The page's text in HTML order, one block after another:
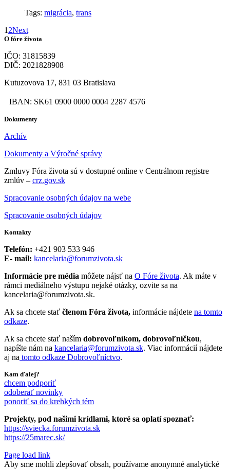
Tags: migrácia, trans
1 2Next
O fóre života
IČO: 31815839
DIČ: 2021828908
Kutuzovova 17, 831 03 Bratislava
IBAN: SK61 0900 0000 0004 2287 4576
Dokumenty
Archív
Dokumenty a Výročné správy
Zmluvy Fóra života sú v dostupné online v Centrálnom registre
zmlúv – crz.gov.sk
Spracovanie osobných údajov na webe
Spracovanie osobných údajov
Kontakty
Telefón: +421 903 533 946
E- mail: kancelaria@forumzivota.sk
Informácie pre média môžete nájsť na O Fóre života. Ak máte v
rámci mediálneho výstupu nejaké otázky, ozvite sa na
kancelaria@forumzivota.sk.
Ak sa chcete stať členom Fóra života, informácie nájdete na tomto
odkaze.
Ak sa chcete stať naším dobrovoľníkom, dobrovoľníčkou,
napíšte nám na kancelaria@forumzivota.sk. Viac informácií nájdete
aj na tomto odkaze Dobrovoľníctvo.
Kam ďalej?
chcem podporiť
odoberať novinky
ponoriť sa do krehkých tém
Projekty, pod našimi krídlami, ktoré sa oplatí spoznať:
https://sviecka.forumzivota.sk
https://25marec.sk/
Page load link
Aby sme mohli zlepšovať obsah, používame anonymné analytické